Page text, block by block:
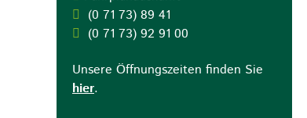
(0 71 73) 89 41
(0 71 73) 92 91 00
Unsere Öffnungszeiten finden Sie
hier.